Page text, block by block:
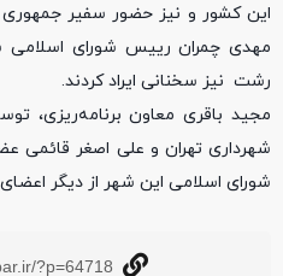
این کشور و نیز حضور سفیر جمهوری
مهدی چمران رییس شورای اسلامی
رشت نیز سخنانی ایراد کردند.
مجید باقری معاون برنامه‌ریزی،
شهرداری تهران و علی اصغر قائمی
شورای اسلامی این شهر از دیگر
?p=64718